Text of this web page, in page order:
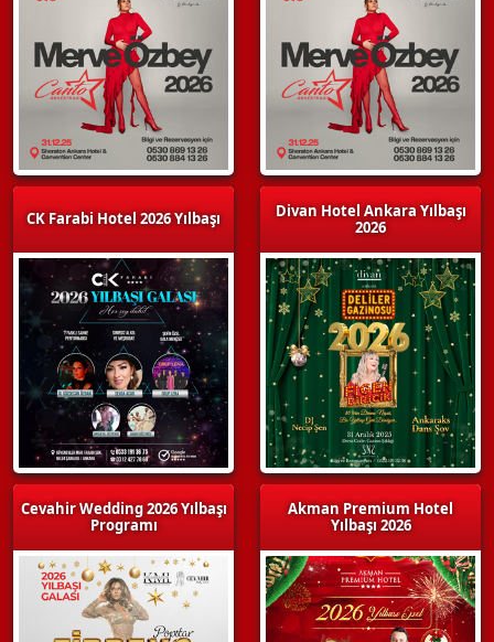
CK Farabi Hotel 2026 Yılbaşı
Cevahir Wedding 2026 Yılbaşı
Programı
Divan Hotel Ankara Yılbaşı
2026
Akman Premium Hotel
Yılbaşı 2026